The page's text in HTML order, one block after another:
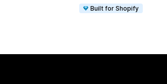
Built for Shopify